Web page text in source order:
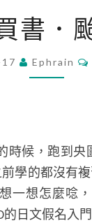
書
買
風
前
夕
書．
17 Ephrain
時候，跑到
學的都沒有
一想怎麼唸
日文假名入